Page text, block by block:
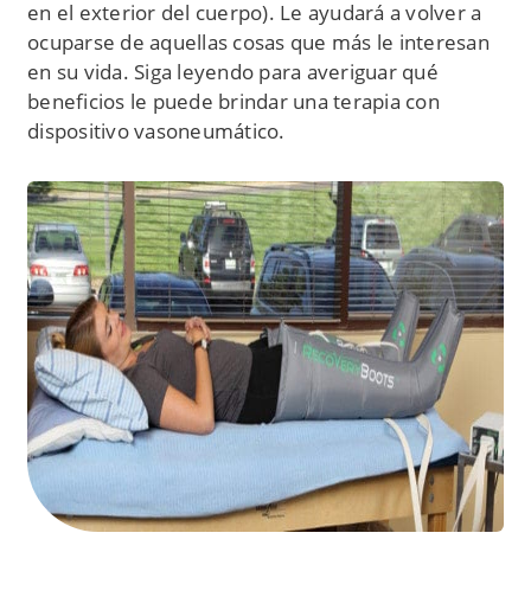
en el exterior del cuerpo). Le ayudará a volver a
ocuparse de aquellas cosas que más le interesan
en su vida. Siga leyendo para averiguar qué
beneficios le puede brindar una terapia con
dispositivo vasoneumático.